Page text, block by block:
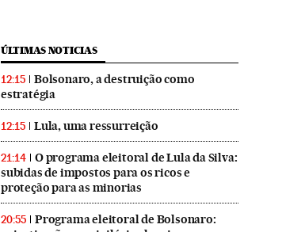
ÚLTIMAS NOTICIAS
12:15
Bolsonaro, a destruição como
estratégia
12:15 Lula, uma ressurreição
21:14
O programa eleitoral de Lula da Silva:
subidas de impostos para os ricos e
proteção para as minorias
20:55
Programa eleitoral de Bolsonaro: